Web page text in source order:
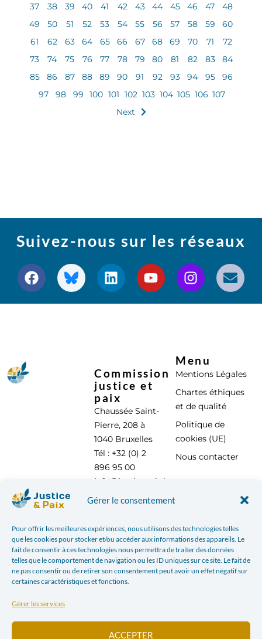
Gérer le consentement
Pour offrir les meilleures expériences, nous utilisons des technologies telles
que les cookies pour stocker et/ou accéder aux informations des appareils. Le
fait de consentir à ces technologies nous permettra de traiter des données
telles que le comportement de navigation ou les ID uniques sur ce site. Le fait de
ne pas consentir ou de retirer son consentement peut avoir un effet négatif sur
certaines caractéristiques et fonctions.
Gérer les services
ACCEPTER
37
38 39 40 41 42 43 44 45 46 47
48
49
50 51 52 53 54 55 56 57 58 59
60
61
62 63 64 65 66 67 68 69 70 71
72
73
74 75 76 77 78 79 80 81 82 83
84
85
86 87 88 89 90 91 92 93 94 95
96
97
98 99 100 101 102 103 104 105 106 107
Next
Suivez-nous sur les réseaux
Commission
justice et
paix
Chaussée Saint-
Pierre, 208 à
1040 Bruxelles
Tél : +32 (0) 2
896 95 00
info@justicepaix.be
Menu
Mentions Légales
Chartes éthiques
et de qualité
Politique de
cookies (UE)
Nous contacter
Avec le soutien de :